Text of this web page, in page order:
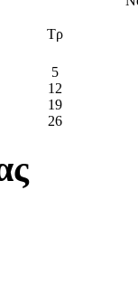
Τρ
5
12
19
26